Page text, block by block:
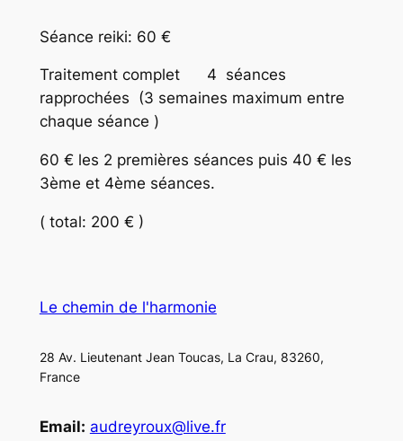
Séance reiki: 60 €
Traitement complet 4 séances
rapprochées (3 semaines maximum entre
chaque séance )
60 € les 2 premières séances puis 40 € les
3ème et 4ème séances.
( total: 200 € )
Le chemin de l'harmonie
28 Av. Lieutenant Jean Toucas, La Crau, 83260,
France
Email: audreyroux@live.fr